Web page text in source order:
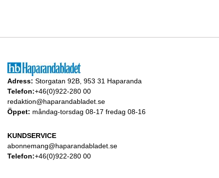
Adress: Storgatan 92B, 953 31 Haparanda
Telefon:+46(0)922-280 00
redaktion@haparandabladet.se
Öppet: måndag-torsdag 08-17 fredag 08-16
KUNDSERVICE
abonnemang@haparandabladet.se
Telefon:+46(0)922-280 00